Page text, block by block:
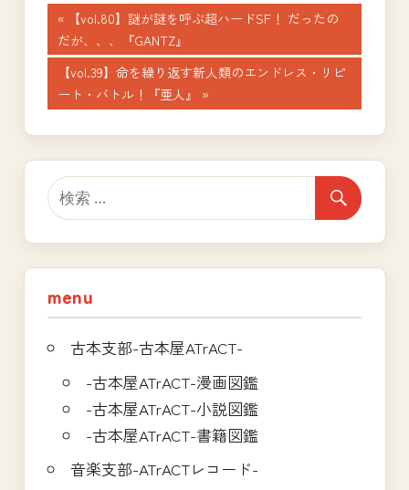
投
稿
ナ
ビ
ゲ
ー
シ
ョ
ン
前
の
記
事:
【vol.80】謎が謎を呼ぶ超ハードSF！ だったの
だが、、、『GANTZ』
次
の
記
事:
【vol.39】命を繰り返す新人類のエンドレス・リピ
ート・バトル！『亜人』
menu
古本支部-古本屋ATrACT-
-古本屋ATrACT-漫画図鑑
-古本屋ATrACT-小説図鑑
-古本屋ATrACT-書籍図鑑
音楽支部-ATrACTレコード-